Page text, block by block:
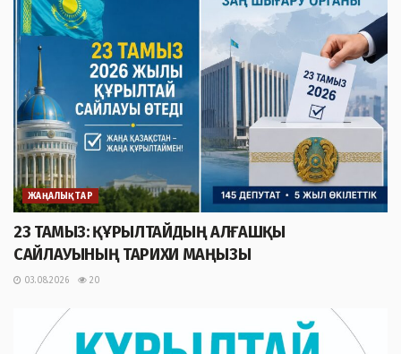
ЖАҢАЛЫҚТАР
23 ТАМЫЗ: ҚҰРЫЛТАЙДЫҢ АЛҒАШҚЫ
САЙЛАУЫНЫҢ ТАРИХИ МАҢЫЗЫ
03.08.2026 20